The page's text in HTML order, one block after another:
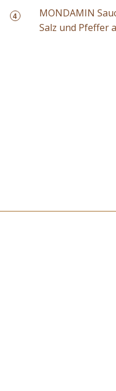
4
MONDAMIN
Salz und Pfeffer